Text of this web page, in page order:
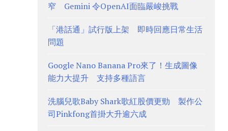
窄 Gemini 令OpenAI面臨嚴峻挑戰
「港話通」試行版上架 即時回應日常生活
問題
Google Nano Banana Pro來了！生成圖像
能力大提升 支持多種語言
洗腦兒歌Baby Shark歌紅股價更勁 製作公
司Pinkfong首掛大升逾六成